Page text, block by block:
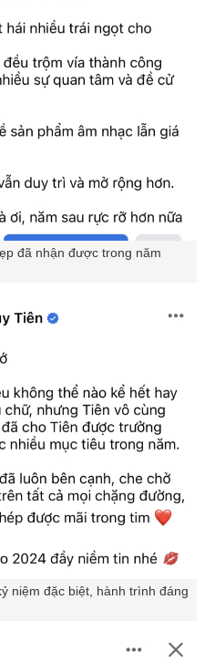
đã nhận được trong năm
niệm đặc biệt, hành trình đáng